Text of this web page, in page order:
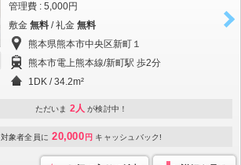
管理費 : 5,000円
敷金 無料 / 礼金 無料
熊本県熊本市中央区新町１
熊本市電上熊本線/新町駅 歩2分
1DK / 34.2m²
ただいま 2人 が検討中！
対象者全員に 20,000 円 キャッシュバック!